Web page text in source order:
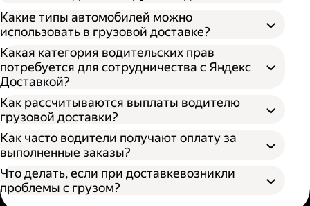
Какие типы автомобилей можно
использовать в грузовой доставке?
S — от 170 × 100 × 90 см
M — от 260 × 130 × 150 см
L — от 380 × 180 × 180 см
XL — от 400 × 190 × 200 см
Какая категория водительских прав
потребуется для сотрудничества с Яндекс
Доставкой?
Как рассчитываются выплаты водителю
грузовой доставки?
Как часто водители получают оплату за
выполненные заказы?
Что делать, если при доставкевозникли
проблемы с грузом?